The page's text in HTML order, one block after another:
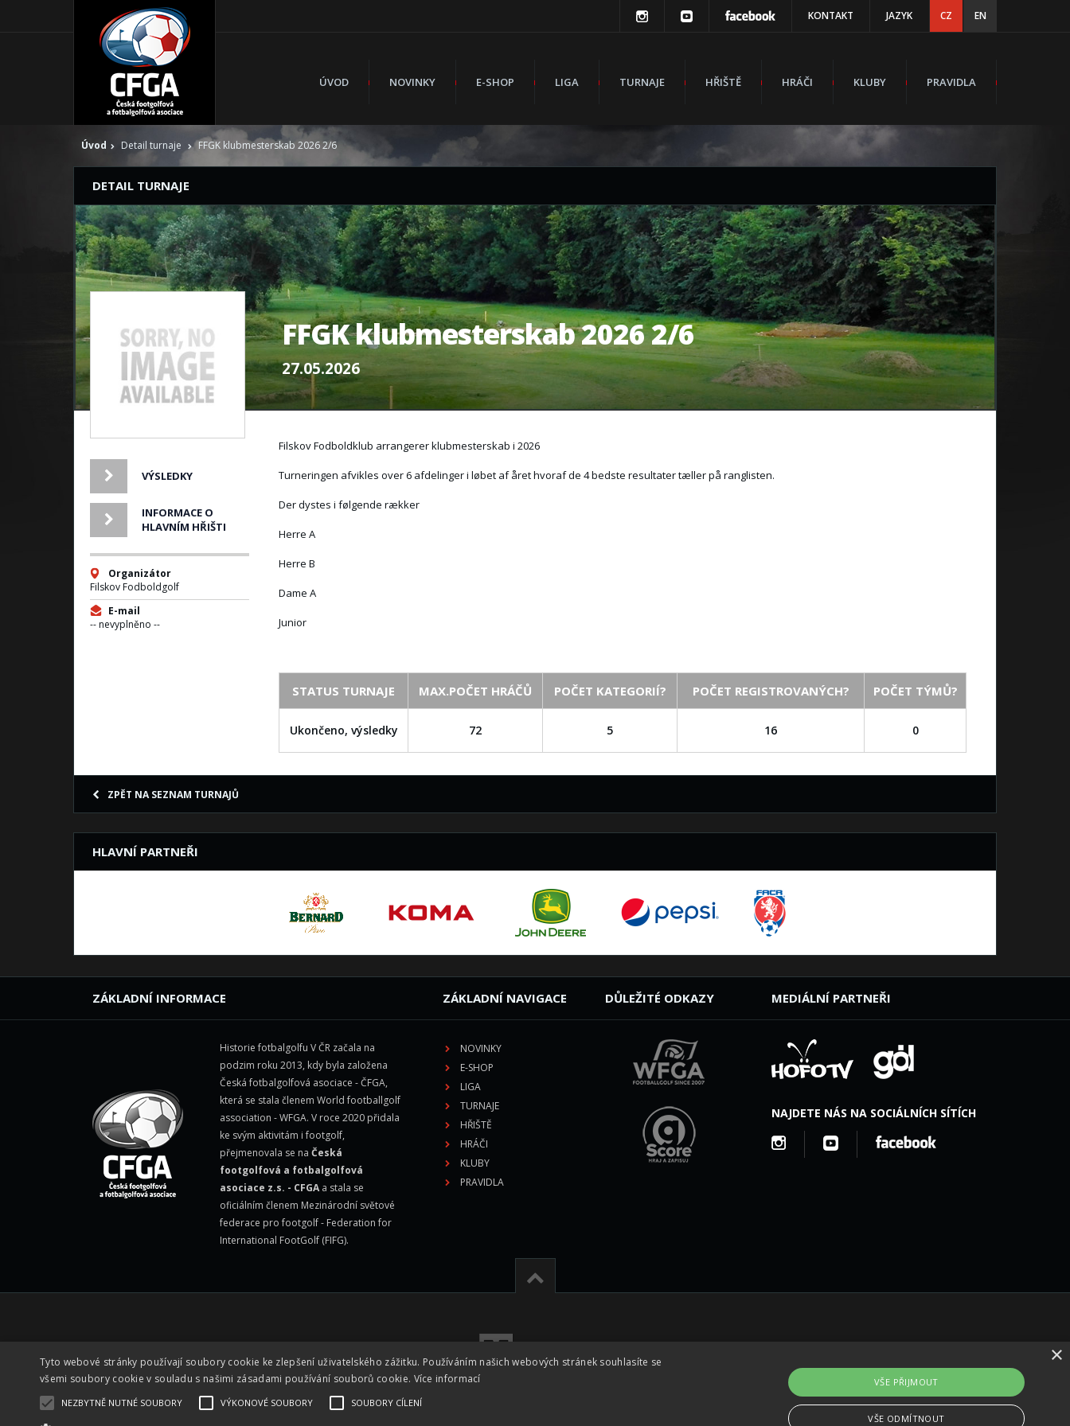
KONTAKT JAZYK CZ EN
ÚVOD NOVINKY E-SHOP LIGA TURNAJE HŘIŠTĚ HRÁČI KLUBY PRAVIDLA
Úvod Detail turnaje FFGK klubmesterskab 2026 2/6
DETAIL TURNAJE
FFGK klubmesterskab 2026 2/6
27.05.2026
VÝSLEDKY
INFORMACE O
HLAVNÍM HŘIŠTI
Organizátor
Filskov Fodboldgolf
E-mail
-- nevyplněno --
Filskov Fodboldklub arrangerer klubmesterskab i 2026
Turneringen afvikles over 6 afdelinger i løbet af året hvoraf de 4 bedste resultater tæller på ranglisten.
Der dystes i følgende rækker
Herre A
Herre B
Dame A
Junior
STATUS TURNAJE MAX.POČET HRÁČŮ POČET KATEGORIÍ? POČET REGISTROVANÝCH? POČET TÝMŮ?
Ukončeno, výsledky 72 5 16 0
ZPĚT NA SEZNAM TURNAJŮ
HLAVNÍ PARTNEŘI
ZÁKLADNÍ INFORMACE
Historie fotbalgolfu V ČR začala na
podzim roku 2013, kdy byla založena
Česká fotbalgolfová asociace - ČFGA,
která se stala členem World footballgolf
association - WFGA. V roce 2020 přidala
ke svým aktivitám i footgolf,
přejmenovala se na Česká
footgolfová a fotbalgolfová
asociace z.s. - CFGA a stala se
oficiálním členem Mezinárodní světové
federace pro footgolf - Federation for
International FootGolf (FIFG).
ZÁKLADNÍ NAVIGACE
NOVINKY
E-SHOP
LIGA
TURNAJE
HŘIŠTĚ
HRÁČI
KLUBY
PRAVIDLA
DŮLEŽITÉ ODKAZY MEDIÁLNÍ PARTNEŘI
NAJDETE NÁS NA SOCIÁLNÍCH SÍTÍCH
×
Tyto webové stránky používají soubory cookie ke zlepšení uživatelského zážitku. Používáním našich webových stránek souhlasíte se
všemi soubory cookie v souladu s našimi zásadami používání souborů cookie. Více informací
NEZBYTNĚ NUTNÉ SOUBORY VÝKONOVÉ SOUBORY SOUBORY CÍLENÍ
VŠE PŘIJMOUT
VŠE ODMÍTNOUT